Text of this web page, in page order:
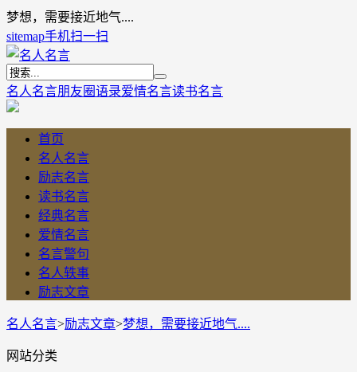
梦想，需要接近地气....
sitemap手机扫一扫
名人名言朋友圈语录爱情名言读书名言
首页
名人名言
励志名言
读书名言
经典名言
爱情名言
名言警句
名人轶事
励志文章
名人名言>励志文章>梦想，需要接近地气....
网站分类